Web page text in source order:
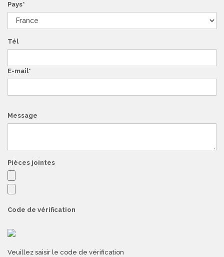
Pays
Tél
E-mail
Message
Pièces jointes
Code de vérification
Veuillez saisir le code de vérification